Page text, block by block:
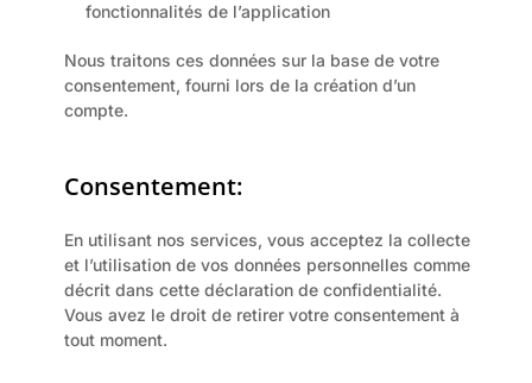
fonctionnalités de l’application
Nous traitons ces données sur la base de votre
consentement, fourni lors de la création d’un
compte.
Consentement:
En utilisant nos services, vous acceptez la collecte
et l’utilisation de vos données personnelles comme
décrit dans cette déclaration de confidentialité.
Vous avez le droit de retirer votre consentement à
tout moment.